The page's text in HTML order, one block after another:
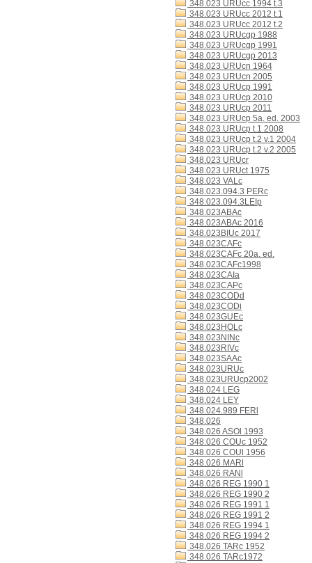
348.023 URUcc 1994 t.3
348.023 URUcc 2012 t.1
348.023 URUcc 2012 t.2
348.023 URUcgp 1988
348.023 URUcgp 1991
348.023 URUcgp 2013
348.023 URUcn 1964
348.023 URUcn 2005
348.023 URUcp 1991
348.023 URUcp 2010
348.023 URUcp 2011
348.023 URUcp 5a. ed. 2003
348.023 URUcp t.1 2008
348.023 URUcp t.2 v.1 2004
348.023 URUcp t.2 v.2 2005
348.023 URUcr
348.023 URUct 1975
348.023 VALc
348.023.094.3 PERc
348.023.094.3LEIp
348.023ABAc
348.023ABAc 2016
348.023BIUc 2017
348.023CAFc
348.023CAFc 20a. ed.
348.023CAFc1998
348.023CAIa
348.023CAPc
348.023CODd
348.023CODi
348.023GUEc
348.023HOLc
348.023NINc
348.023RIVc
348.023SAAc
348.023URUc
348.023URUcp2002
348.024 LEG
348.024 LEY
348.024.989 FERl
348.026
348.026 ASOl 1993
348.026 COUc 1952
348.026 COUl 1956
348.026 MARl
348.026 RANl
348.026 REG 1990 1
348.026 REG 1990 2
348.026 REG 1991 1
348.026 REG 1991 2
348.026 REG 1994 1
348.026 REG 1994 2
348.026 TARc 1952
348.026 TARc1972